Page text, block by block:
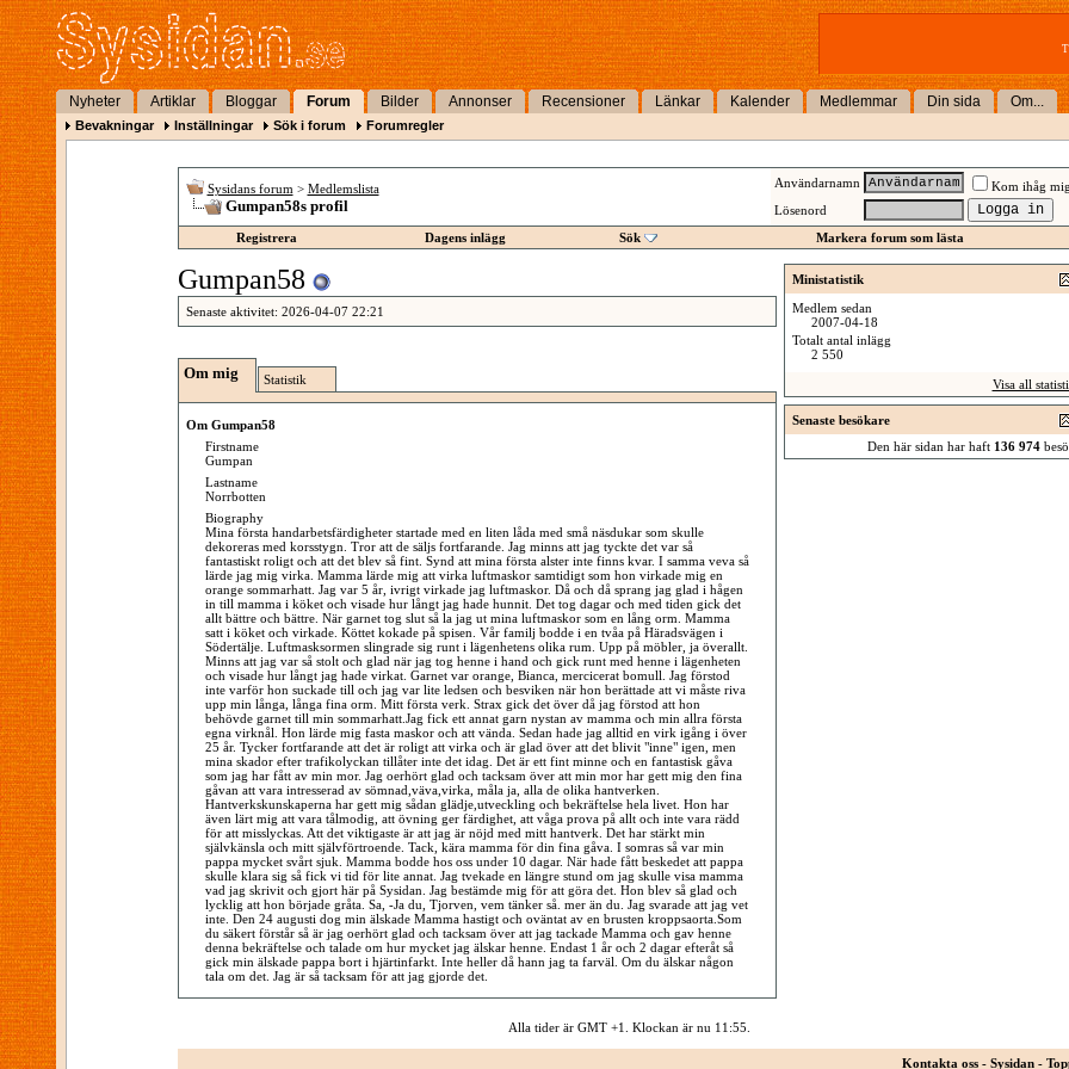
Nyheter Artiklar Bloggar Forum Bilder Annonser Recensioner Länkar Kalender Medlemmar Din sida Om...
Bevakningar Inställningar Sök i forum Forumregler
Sysidans forum > Medlemslista
Gumpan58s profil
Användarnamn
Kom ihåg
Lösenord
Registrera
Dagens inlägg Sök Markera forum som lästa
Gumpan58
Senaste aktivitet: 2026-04-07 22:21
Om mig Statistik
Om Gumpan58
Firstname
Gumpan
Lastname
Norrbotten
Biography
Mina första handarbetsfärdigheter startade med en liten låda med små näsdukar som skulle
dekoreras med korsstygn. Tror att de säljs fortfarande. Jag minns att jag tyckte det var så
fantastiskt roligt och att det blev så fint. Synd att mina första alster inte finns kvar. I samma veva så
lärde jag mig virka. Mamma lärde mig att virka luftmaskor samtidigt som hon virkade mig en
orange sommarhatt. Jag var 5 år, ivrigt virkade jag luftmaskor. Då och då sprang jag glad i hågen
in till mamma i köket och visade hur långt jag hade hunnit. Det tog dagar och med tiden gick det
allt bättre och bättre. När garnet tog slut så la jag ut mina luftmaskor som en lång orm. Mamma
satt i köket och virkade. Köttet kokade på spisen. Vår familj bodde i en tvåa på Häradsvägen i
Södertälje. Luftmasksormen slingrade sig runt i lägenhetens olika rum. Upp på möbler, ja överallt.
Minns att jag var så stolt och glad när jag tog henne i hand och gick runt med henne i lägenheten
och visade hur långt jag hade virkat. Garnet var orange, Bianca, mercicerat bomull. Jag förstod
inte varför hon suckade till och jag var lite ledsen och besviken när hon berättade att vi måste riva
upp min långa, långa fina orm. Mitt första verk. Strax gick det över då jag förstod att hon
behövde garnet till min sommarhatt.Jag fick ett annat garn nystan av mamma och min allra första
egna virknål. Hon lärde mig fasta maskor och att vända. Sedan hade jag alltid en virk igång i över
25 år. Tycker fortfarande att det är roligt att virka och är glad över att det blivit "inne" igen, men
mina skador efter trafikolyckan tillåter inte det idag. Det är ett fint minne och en fantastisk gåva
som jag har fått av min mor. Jag oerhört glad och tacksam över att min mor har gett mig den fina
gåvan att vara intresserad av sömnad,väva,virka, måla ja, alla de olika hantverken.
Hantverkskunskaperna har gett mig sådan glädje,utveckling och bekräftelse hela livet. Hon har
även lärt mig att vara tålmodig, att övning ger färdighet, att våga prova på allt och inte vara rädd
för att misslyckas. Att det viktigaste är att jag är nöjd med mitt hantverk. Det har stärkt min
självkänsla och mitt självförtroende. Tack, kära mamma för din fina gåva. I somras så var min
pappa mycket svårt sjuk. Mamma bodde hos oss under 10 dagar. När hade fått beskedet att pappa
skulle klara sig så fick vi tid för lite annat. Jag tvekade en längre stund om jag skulle visa mamma
vad jag skrivit och gjort här på Sysidan. Jag bestämde mig för att göra det. Hon blev så glad och
lycklig att hon började gråta. Sa, -Ja du, Tjorven, vem tänker så. mer än du. Jag svarade att jag vet
inte. Den 24 augusti dog min älskade Mamma hastigt och oväntat av en brusten kroppsaorta.Som
du säkert förstår så är jag oerhört glad och tacksam över att jag tackade Mamma och gav henne
denna bekräftelse och talade om hur mycket jag älskar henne. Endast 1 år och 2 dagar efteråt så
gick min älskade pappa bort i hjärtinfarkt. Inte heller då hann jag ta farväl. Om du älskar någon
tala om det. Jag är så tacksam för att jag gjorde det.
Ministatistik
Medlem sedan
2007-04-18
Totalt antal inlägg
2 550
Visa all
Senaste besökare
Den här sidan har haft 136 974
Alla tider är GMT +1. Klockan är nu 11:55
Kontakta oss- Sysidan-